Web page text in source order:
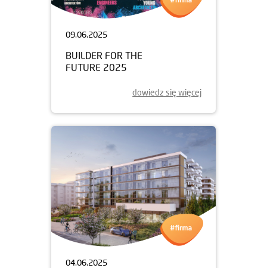
09.06.2025
BUILDER FOR THE
FUTURE 2025
dowiedz się więcej
04.06.2025